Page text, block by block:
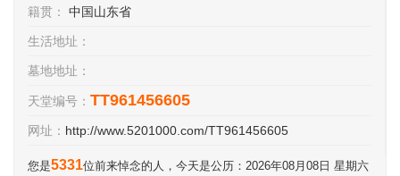
籍贯： 中国山东省
生活地址：
墓地地址：
天堂编号： TT961456605
网址： http://www.5201000.com/TT961456605
您是5331位前来悼念的人，今天是公历：2026年08月08日 星期六